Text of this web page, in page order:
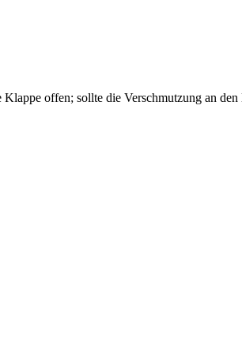
offen; sollte die Verschmutzung an